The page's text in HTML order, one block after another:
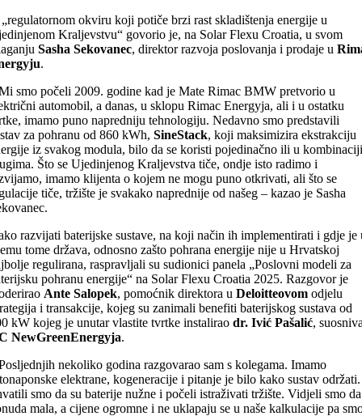
okviru koji potiče brzi rast skladištenja energije u
Kraljevstvu“ govorio je, na Solar Flexu Croatia, u svom
Sasha Sekovanec, direktor razvoja poslovanja i prodaje u
.
smo počeli 2009. godine kad je Mate Rimac BMW pretvorio u
automobil, a danas, u sklopu Rimac Energyja, ali i u ostatku
imamo puno napredniju tehnologiju. Nedavno smo predstavili
za pohranu od 860 kWh, SineStack, koji maksimizira ekstrakciju
iz svakog modula, bilo da se koristi pojedinačno ili u
Što se Ujedinjenog Kraljevstva tiče, ondje isto radimo i
imamo klijenta o kojem ne mogu puno otkrivati, ali što se
tiče, tržište je svakako naprednije od našeg – kazao je Sasha
razvijati baterijske sustave, na koji način ih implementirati i gdje je
tome država, odnosno zašto pohrana energije nije u Hrvatskoj
regulirana, raspravljali su sudionici panela „Poslovni modeli za
pohranu energije“ na Solar Flexu Croatia 2025. Razgovor je
Ante Salopek, pomoćnik direktora u Deloitteovomodjelu
i transakcije, kojeg su zanimali benefiti baterijskog sustava od
kW kojeg je unutar vlastite tvrtke instalirao dr. Ivić Pašalić,
NewGreenEnergyja.
nekoliko godina razgovarao sam s kolegama. Imamo
elektrane, kogeneracije i pitanje je bilo kako sustav održati.
smo da su baterije nužne i počeli istraživati tržište. Vidjeli smo
mala, a cijene ogromne i ne uklapaju se u naše kalkulacije pa